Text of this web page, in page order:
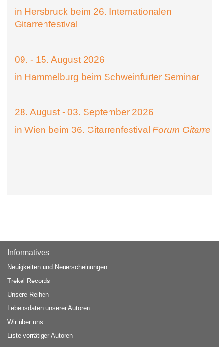
in Hersbruck beim 26. Internationalen
Gitarrenfestival
09. - 15. August 2026
in Hammelburg beim Schweinfurter Seminar
28. August - 03. September 2026
in Wien beim 36. Gitarrenfestival Forum Gitarre
Informatives
Neuigkeiten und Neuerscheinungen
Trekel Records
Unsere Reihen
Lebensdaten unserer Autoren
Wir über uns
Liste vorrätiger Autoren